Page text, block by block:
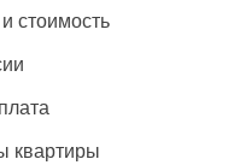
стоимость
квартиры